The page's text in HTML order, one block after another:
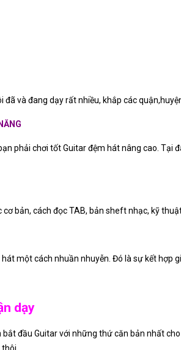
và đang dạy rất nhiều, khắp các
phải chơi tốt Guitar đệm hát nâng cao. Tại
bản, cách đọc TAB, bản sheft nhạc, kỹ
một cách nhuần nhuyễn. Đó là sự kết hợp
dạy
đầu Guitar với những thứ căn bản nhất